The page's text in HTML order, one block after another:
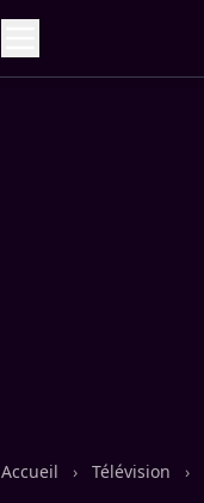
Accueil › Télévision ›